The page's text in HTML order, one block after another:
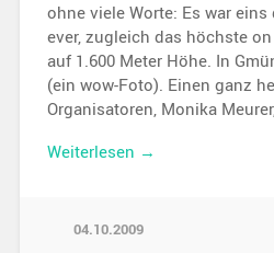
ohne viele Worte: Es war
ever, zugleich das höchste
auf 1.600 Meter Höhe. In
(ein wow-Foto). Einen ganz
Organisatoren, Monika
Weiterlesen →
04.10.2009